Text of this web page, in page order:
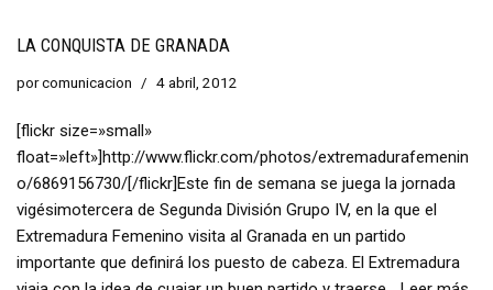
LA CONQUISTA DE GRANADA
porcomunicacion 4 abril, 2012
[flickr size=»small»
float=»left»]http://www.flickr.com/photos/extremadurafemenin
o/6869156730/[/flickr]Este fin de semana se juega la jornada
vigésimotercera de Segunda División Grupo IV, en la que el
Extremadura Femenino visita al Granada en un partido
importante que definirá los puesto de cabeza. El Extremadura